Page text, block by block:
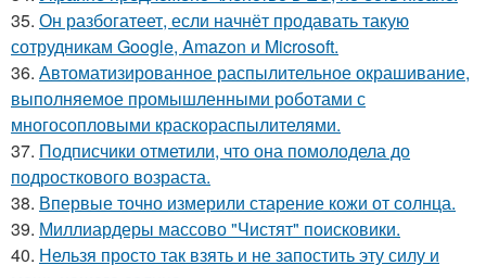
35. Он разбогатеет, если начнёт продавать такую
сотрудникам Google, Amazon и Microsoft.
36. Автоматизированное распылительное окрашивание,
выполняемое промышленными роботами с
многосопловыми краскораспылителями.
37. Подписчики отметили, что она помолодела до
подросткового возраста.
38. Впервые точно измерили старение кожи от солнца.
39. Миллиардеры массово "Чистят" поисковики.
40. Нельзя просто так взять и не запостить эту силу и